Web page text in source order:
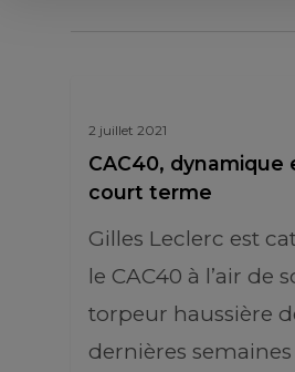
2 juillet 2021
CAC40, dynamique
court terme
Gilles Leclerc est
le CAC40 à l’air de
torpeur haussière
dernières